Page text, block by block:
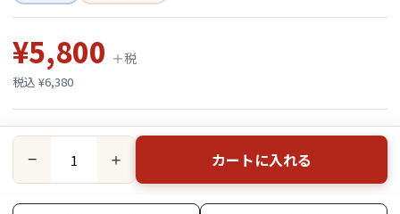
¥5,800 ＋税
税込 ¥6,380
− ＋ カートに入れる